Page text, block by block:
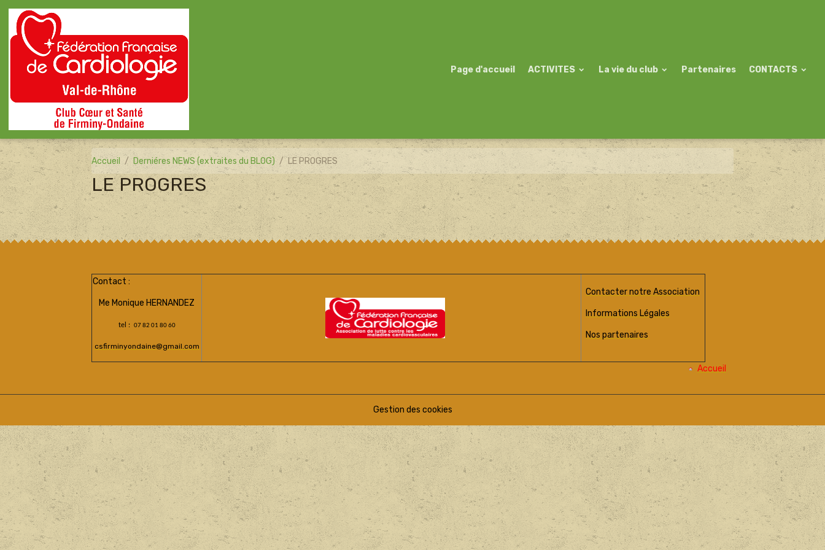
Page d'accueil ACTIVITES La vie du club Partenaires CONTACTS
Accueil Derniéres NEWS (extraites du BLOG) LE PROGRES
LE PROGRES
Contact :
Me Monique HERNANDEZ
tel : 07 82 01 80 60
csfirminyondaine@gmail.com
Contacter notre Association
Informations Légales
Nos partenaires
Accueil
Gestion des cookies